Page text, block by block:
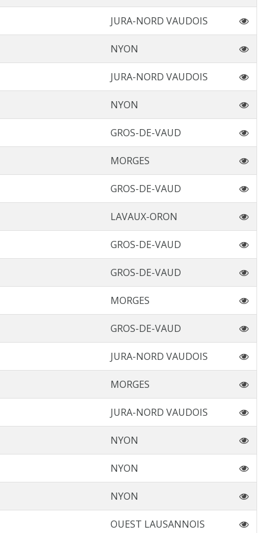
JURA-NORD VAUDOIS
NYON
JURA-NORD VAUDOIS
NYON
GROS-DE-VAUD
MORGES
GROS-DE-VAUD
LAVAUX-ORON
GROS-DE-VAUD
GROS-DE-VAUD
MORGES
GROS-DE-VAUD
JURA-NORD VAUDOIS
MORGES
JURA-NORD VAUDOIS
NYON
NYON
NYON
OUEST LAUSANNOIS